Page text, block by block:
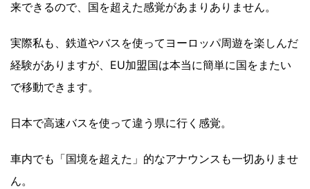
来できるので、国を超えた感覚があまりありません。
実際私も、鉄道やバスを使ってヨーロッパ周遊を楽しんだ
経験がありますが、EU加盟国は本当に簡単に国をまたい
で移動できます。
日本で高速バスを使って違う県に行く感覚。
車内でも「国境を超えた」的なアナウンスも一切ありませ
ん。